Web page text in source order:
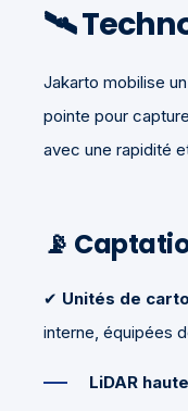
🛰️
Jakarto mobilise
pointe pour
avec une rapidité
📡
✔ Unités de
interne, équipées
LiDAR